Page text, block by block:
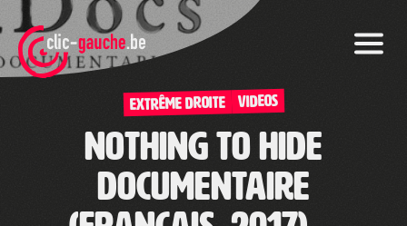
Skip
to
the
content
Extrême droite VIDEOS
NOTHING TO HIDE
documentaire